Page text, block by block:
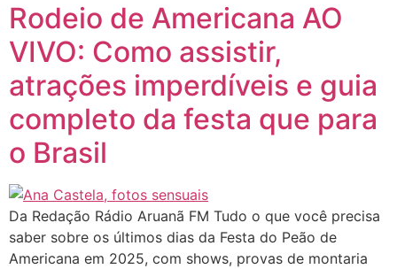
Rodeio de Americana AO
VIVO: Como assistir,
atrações imperdíveis e guia
completo da festa que para
o Brasil
Da Redação Rádio Aruanã FM Tudo o que você precisa
saber sobre os últimos dias da Festa do Peão de
Americana em 2025, com shows, provas de montaria